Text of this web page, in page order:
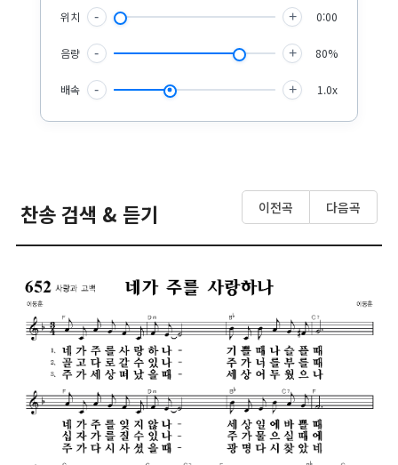
위치 - + 0:00
음량 - + 80%
배속 - + 1.0x
찬송 검색 & 듣기 이전곡 다음곡